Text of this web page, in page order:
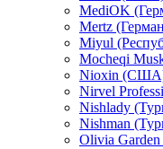
MediOK
Mertz
Miyul
Mocheqi
Nioxin
Nirvel
Nishlady
Nishman
Olivia